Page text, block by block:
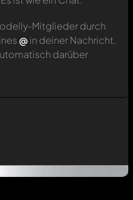
Mitglieder durch
@in deiner Nachricht.
darüber